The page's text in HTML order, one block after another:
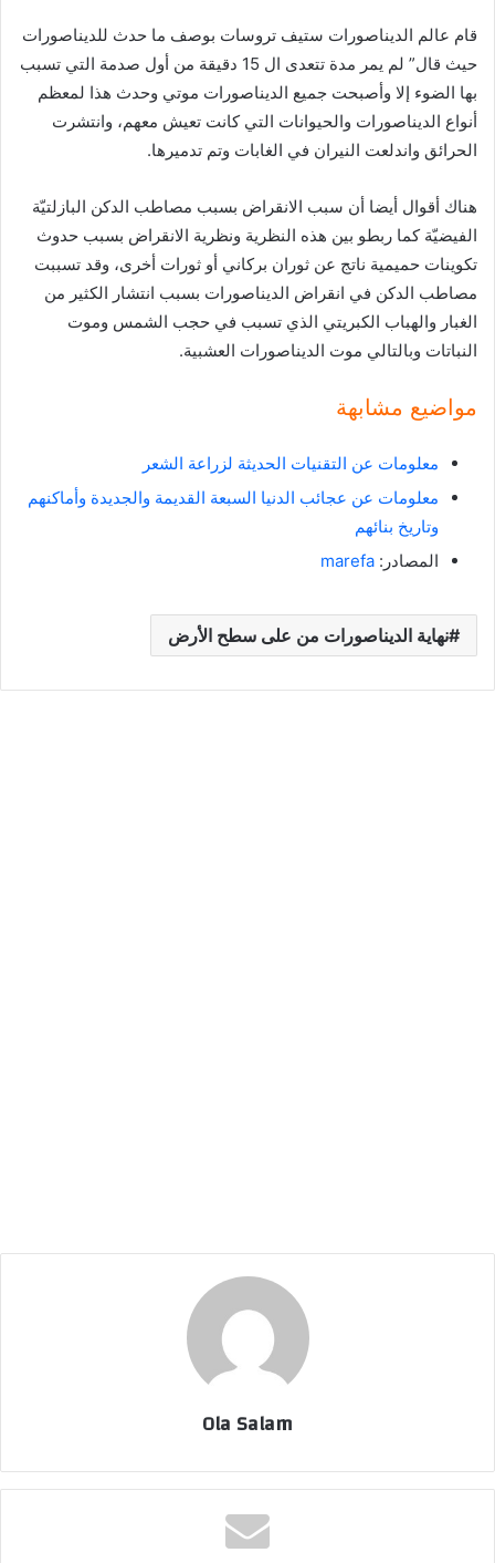
قام عالم الديناصورات ستيف تروسات بوصف ما حدث للديناصورات
حيث قال” لم يمر مدة تتعدى ال 15 دقيقة من أول صدمة التي تسبب
بها الضوء إلا وأصبحت جميع الديناصورات موتي وحدث هذا لمعظم
أنواع الديناصورات والحيوانات التي كانت تعيش معهم، وانتشرت
الحرائق واندلعت النيران في الغابات وتم تدميرها.
هناك أقوال أيضا أن سبب الانقراض بسبب مصاطب الدكن البازلتيّة
الفيضيّة كما ربطو بين هذه النظرية ونظرية الانقراض بسبب حدوث
تكوينات حميمية ناتج عن ثوران بركاني أو ثورات أخرى، وقد تسببت
مصاطب الدكن في انقراض الديناصورات بسبب انتشار الكثير من
الغبار والهباب الكبريتي الذي تسبب في حجب الشمس وموت
النباتات وبالتالي موت الديناصورات العشبية.
مواضيع مشابهة
معلومات عن التقنيات الحديثة لزراعة الشعر
معلومات عن عجائب الدنيا السبعة القديمة والجديدة وأماكنهم
وتاريخ بنائهم
المصادر: marefa
نهاية الديناصورات من على سطح الأرض
Ola Salam